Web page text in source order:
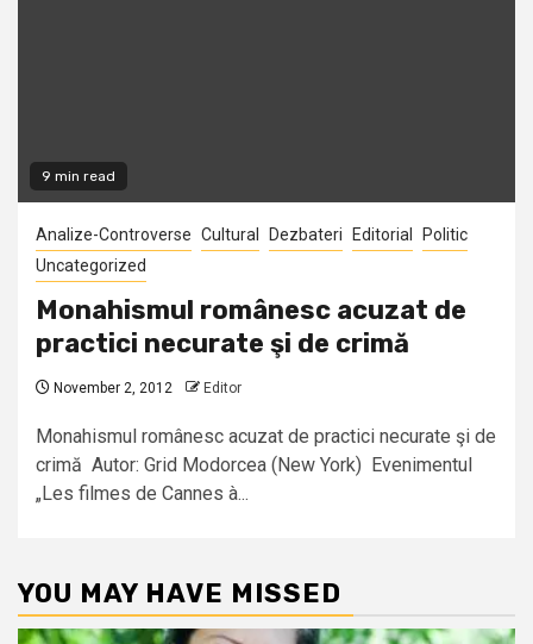
9 min read
Analize-Controverse Cultural Dezbateri Editorial
Politic
Uncategorized
Monahismul românesc acuzat de
practici necurate şi de crimă
November 2, 2012 Editor
Monahismul românesc acuzat de practici necurate şi de
crimă Autor: Grid Modorcea (New York) Evenimentul
„Les filmes de Cannes à...
YOU MAY HAVE MISSED